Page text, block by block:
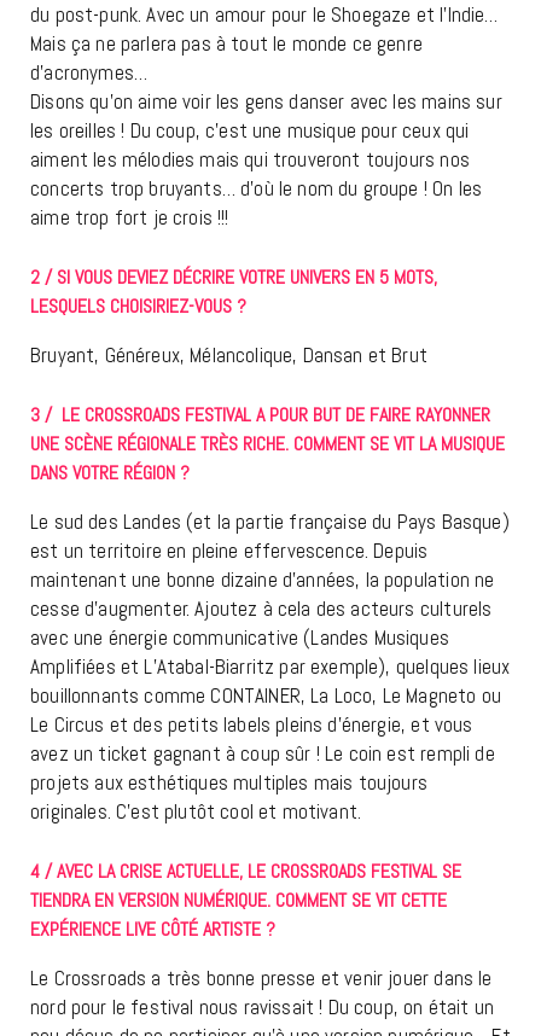
du post-punk. Avec un amour pour le Shoegaze et l’Indie…
Mais ça ne parlera pas à tout le monde ce genre
d’acronymes…
Disons qu’on aime voir les gens danser avec les mains sur
les oreilles ! Du coup, c’est une musique pour ceux qui
aiment les mélodies mais qui trouveront toujours nos
concerts trop bruyants… d’où le nom du groupe ! On les
aime trop fort je crois !!!
2 / SI VOUS DEVIEZ DÉCRIRE VOTRE UNIVERS EN 5 MOTS,
LESQUELS CHOISIRIEZ-VOUS ?
Bruyant, Généreux, Mélancolique, Dansan et Brut
3 / LE CROSSROADS FESTIVAL A POUR BUT DE FAIRE RAYONNER
UNE SCÈNE RÉGIONALE TRÈS RICHE. COMMENT SE VIT LA MUSIQUE
DANS VOTRE RÉGION ?
Le sud des Landes (et la partie française du Pays Basque)
est un territoire en pleine effervescence. Depuis
maintenant une bonne dizaine d’années, la population ne
cesse d’augmenter. Ajoutez à cela des acteurs culturels
avec une énergie communicative (Landes Musiques
Amplifiées et L’Atabal-Biarritz par exemple), quelques lieux
bouillonnants comme CONTAINER, La Loco, Le Magneto ou
Le Circus et des petits labels pleins d’énergie, et vous
avez un ticket gagnant à coup sûr ! Le coin est rempli de
projets aux esthétiques multiples mais toujours
originales. C’est plutôt cool et motivant.
4 / AVEC LA CRISE ACTUELLE, LE CROSSROADS FESTIVAL SE
TIENDRA EN VERSION NUMÉRIQUE. COMMENT SE VIT CETTE
EXPÉRIENCE LIVE CÔTÉ ARTISTE ?
Le Crossroads a très bonne presse et venir jouer dans le
nord pour le festival nous ravissait ! Du coup, on était un